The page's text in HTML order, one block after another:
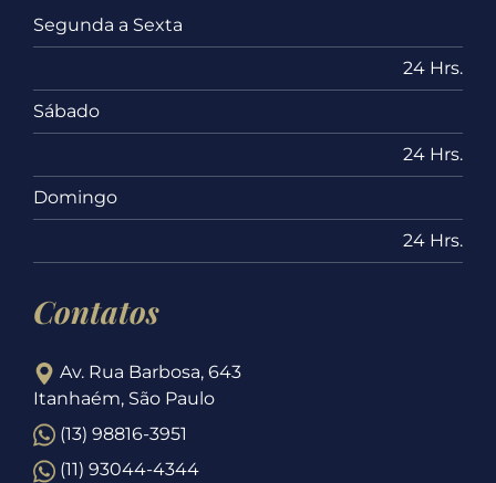
Segunda a Sexta
24 Hrs.
Sábado
24 Hrs.
Domingo
24 Hrs.
Contatos
Av. Rua Barbosa, 643
Itanhaém, São Paulo
(13) 98816-3951
(11) 93044-4344